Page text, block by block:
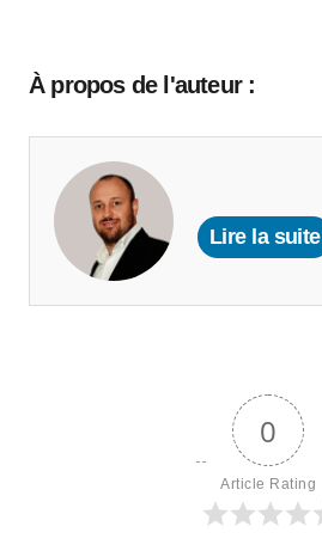
À propos de l'auteur :
Lire la suite
0
Article Rating